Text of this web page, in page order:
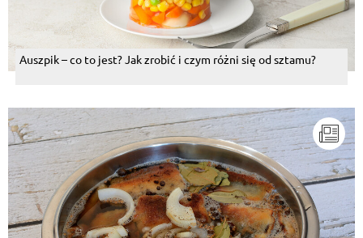
Auszpik – co to jest? Jak zrobić i czym różni się od sztamu?